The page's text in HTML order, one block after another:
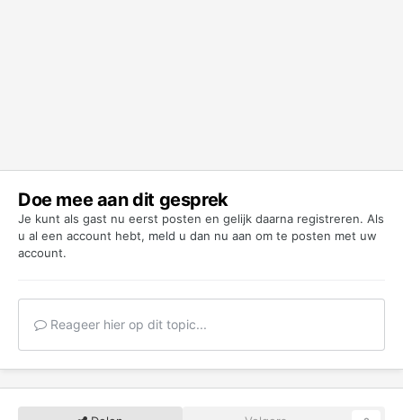
Doe mee aan dit gesprek
Je kunt als gast nu eerst posten en gelijk daarna registreren. Als
u al een account hebt, meld u dan nu aan om te posten met uw
account.
Reageer hier op dit topic...